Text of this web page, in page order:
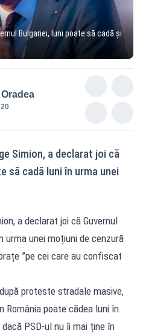
Bulgariei, luni poate să cadă și
Simion, a declarat joi că
să cadă luni în urma unei
a declarat joi că Guvernul
urma unei moțiuni de cenzură
”pe cei care au confiscat
proteste stradale masive,
România poate cădea luni în
PSD-ul nu îi mai ține în